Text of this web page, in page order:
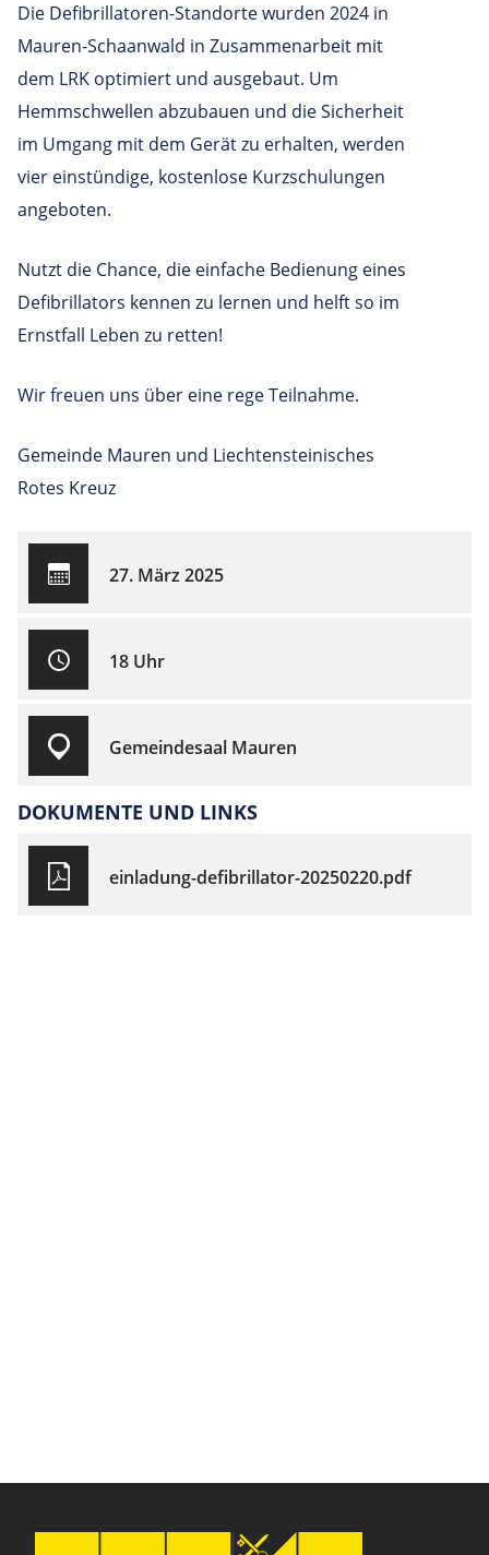
Die Defibrillatoren-Standorte wurden 2024 in
Mauren-Schaanwald in Zusammenarbeit mit
dem LRK optimiert und ausgebaut. Um
Hemmschwellen abzubauen und die Sicherheit
im Umgang mit dem Gerät zu erhalten, werden
vier einstündige, kostenlose Kurzschulungen
angeboten.
Nutzt die Chance, die einfache Bedienung eines
Defibrillators kennen zu lernen und helft so im
Ernstfall Leben zu retten!
Wir freuen uns über eine rege Teilnahme.
Gemeinde Mauren und Liechtensteinisches
Rotes Kreuz
27. März 2025
18 Uhr
Gemeindesaal Mauren
DOKUMENTE UND LINKS
einladung-defibrillator-20250220.pdf